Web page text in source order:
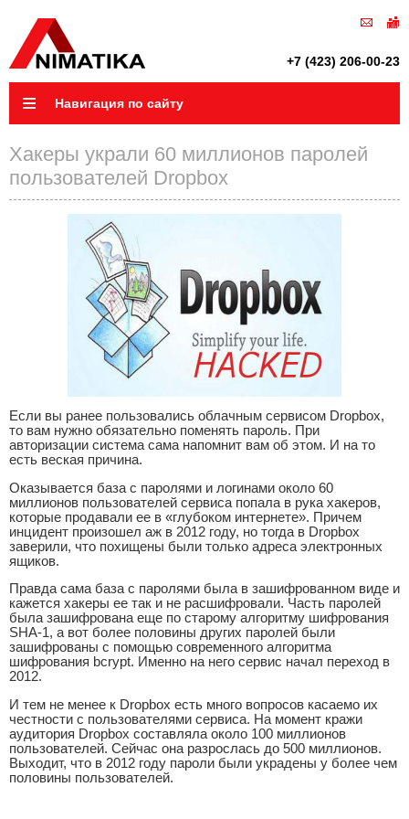
+7 (423) 206-00-23
Навигация по сайту
Хакеры украли 60 миллионов паролей
пользователей Dropbox
Если вы ранее пользовались облачным сервисом Dropbox,
то вам нужно обязательно поменять пароль. При
авторизации система сама напомнит вам об этом. И на то
есть веская причина.
Оказывается база с паролями и логинами около 60
миллионов пользователей сервиса попала в рука хакеров,
которые продавали ее в «глубоком интернете». Причем
инцидент произошел аж в 2012 году, но тогда в Dropbox
заверили, что похищены были только адреса электронных
ящиков.
Правда сама база с паролями была в зашифрованном виде и
кажется хакеры ее так и не расшифровали. Часть паролей
была зашифрована еще по старому алгоритму шифрования
SHA-1, а вот более половины других паролей были
зашифрованы с помощью современного алгоритма
шифрования bcrypt. Именно на него сервис начал переход в
2012.
И тем не менее к Dropbox есть много вопросов касаемо их
честности с пользователями сервиса. На момент кражи
аудитория Dropbox составляла около 100 миллионов
пользователей. Сейчас она разрослась до 500 миллионов.
Выходит, что в 2012 году пароли были украдены у более чем
половины пользователей.